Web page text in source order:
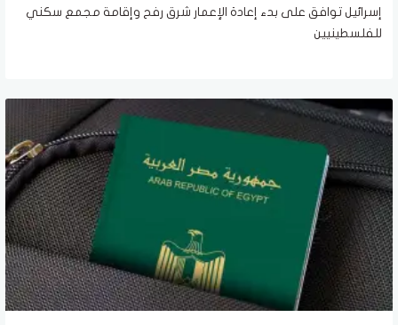
إسرائيل توافق على بدء إعادة الإعمار شرق رفح وإقامة مجمع سكني
للفلسطينيين